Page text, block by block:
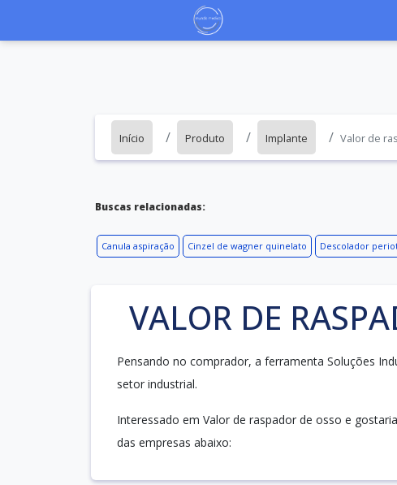
Início Produto Implante Valor de
Buscas relacionadas:
Canula aspiração Cinzel de wagner quinelato Descolador
VALOR DE
Pensando no comprador, a ferramenta Soluções
setor industrial.
Interessado em Valor de raspador de osso e
das empresas abaixo: